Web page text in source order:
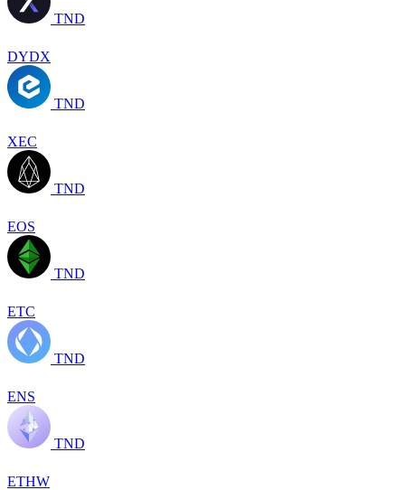
TND
DYDX
TND
XEC
TND
EOS
TND
ETC
TND
ENS
TND
ETHW